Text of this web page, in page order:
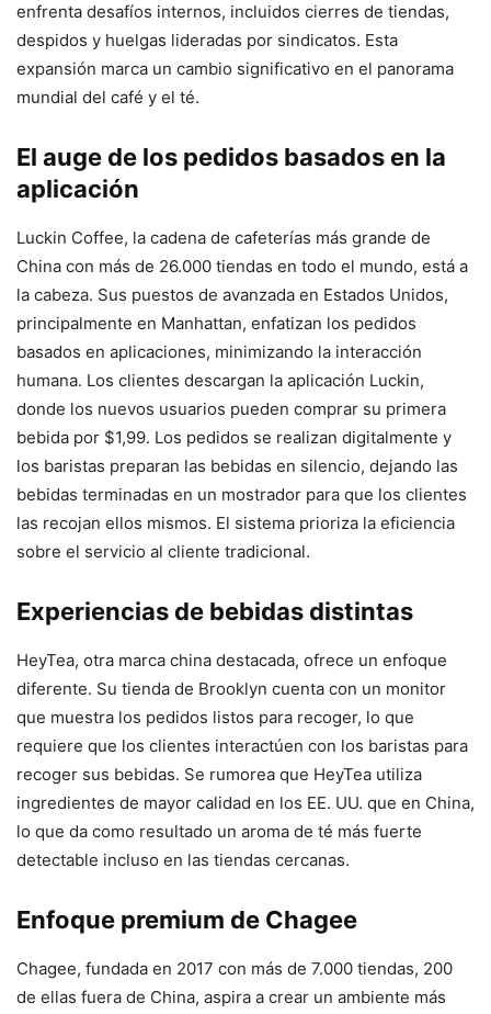
enfrenta desafíos internos, incluidos cierres de tiendas,
despidos y huelgas lideradas por sindicatos. Esta
expansión marca un cambio significativo en el panorama
mundial del café y el té.
El auge de los pedidos basados en la
aplicación
Luckin Coffee, la cadena de cafeterías más grande de
China con más de 26.000 tiendas en todo el mundo, está a
la cabeza. Sus puestos de avanzada en Estados Unidos,
principalmente en Manhattan, enfatizan los pedidos
basados ​​en aplicaciones, minimizando la interacción
humana. Los clientes descargan la aplicación Luckin,
donde los nuevos usuarios pueden comprar su primera
bebida por $1,99. Los pedidos se realizan digitalmente y
los baristas preparan las bebidas en silencio, dejando las
bebidas terminadas en un mostrador para que los clientes
las recojan ellos mismos. El sistema prioriza la eficiencia
sobre el servicio al cliente tradicional.
Experiencias de bebidas distintas
HeyTea, otra marca china destacada, ofrece un enfoque
diferente. Su tienda de Brooklyn cuenta con un monitor
que muestra los pedidos listos para recoger, lo que
requiere que los clientes interactúen con los baristas para
recoger sus bebidas. Se rumorea que HeyTea utiliza
ingredientes de mayor calidad en los EE. UU. que en China,
lo que da como resultado un aroma de té más fuerte
detectable incluso en las tiendas cercanas.
Enfoque premium de Chagee
Chagee, fundada en 2017 con más de 7.000 tiendas, 200
de ellas fuera de China, aspira a crear un ambiente más